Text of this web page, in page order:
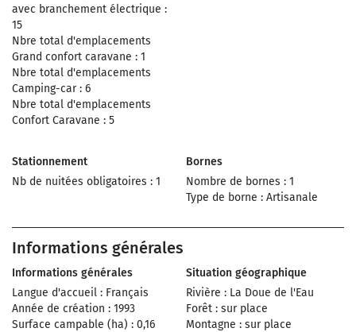
avec branchement électrique :
15
Nbre total d'emplacements
Grand confort caravane : 1
Nbre total d'emplacements
Camping-car : 6
Nbre total d'emplacements
Confort Caravane : 5
Stationnement
Nb de nuitées obligatoires : 1
Bornes
Nombre de bornes : 1
Type de borne : Artisanale
Informations générales
Informations générales
Langue d'accueil : Français
Année de création : 1993
Surface campable (ha) : 0,16
Situation géographique
Rivière : La Doue de l'Eau
Forêt : sur place
Montagne : sur place